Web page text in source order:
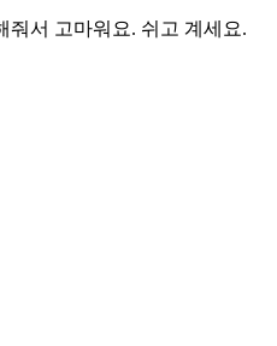
줘서 고마워요. 쉬고 계세요.